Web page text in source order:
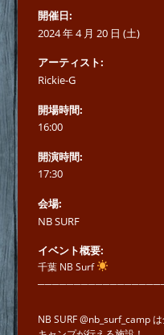
開催日
2024 年 4 月 20 日 (土)
アーティスト
Rickie-G
開場時間
16:00
開演時間
17:30
会場
NB SURF
イベント概要
千葉 NB Surf
NB SURF @nb_surf_camp